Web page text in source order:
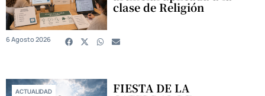
clase de Religión
6 Agosto 2026
ACTUALIDAD FIESTA DE LA